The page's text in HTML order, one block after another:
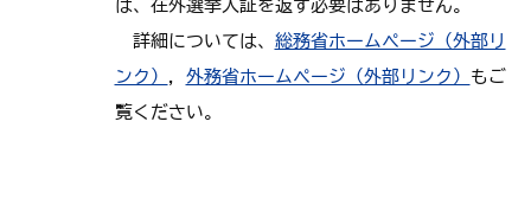
は、在外選挙人証を返す必要はありません。
詳細については、 総務省ホームページ（外部リ
ンク） ， 外務省ホームページ（外部リンク） もご
覧ください。